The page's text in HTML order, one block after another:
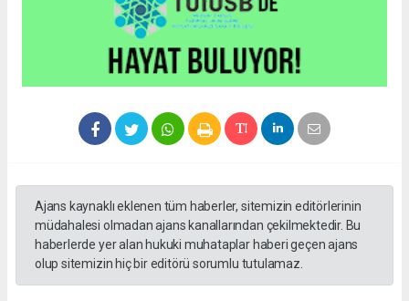
Ajans kaynaklı eklenen tüm haberler, sitemizin editörlerinin
müdahalesi olmadan ajans kanallarından çekilmektedir. Bu
haberlerde yer alan hukuki muhataplar haberi geçen ajans
olup sitemizin hiç bir editörü sorumlu tutulamaz.